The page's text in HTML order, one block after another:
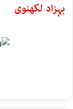
بہزاد لکھنوی